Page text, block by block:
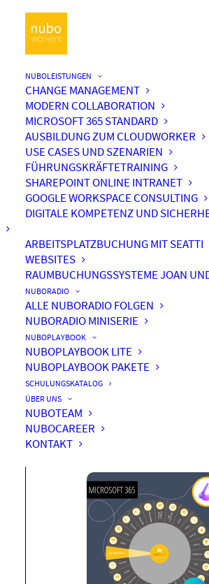
NUBOLEISTUNGEN
CHANGE MANAGEMENT
MODERN COLLABORATION
MICROSOFT 365 STANDARD
AUSBILDUNG ZUM CLOUDWORKER
USE CASES UND SZENARIEN
FÜHRUNGSKRÄFTETRAINING
SHAREPOINT ONLINE INTRANET
GOOGLE WORKSPACE CONSULTING
DIGITALE KOMPETENZ UND
ARBEITSPLATZBUCHUNG MIT SEATTI
WEBSITES
RAUMBUCHUNGSSYSTEME JOAN
NUBORADIO
ALLE NUBORADIO FOLGEN
NUBORADIO MINISERIE
NUBOPLAYBOOK
NUBOPLAYBOOK LITE
NUBOPLAYBOOK PAKETE
SCHULUNGSKATALOG
ÜBER UNS
NUBOTEAM
NUBOCAREER
KONTAKT
Microsoft Designer
Canva